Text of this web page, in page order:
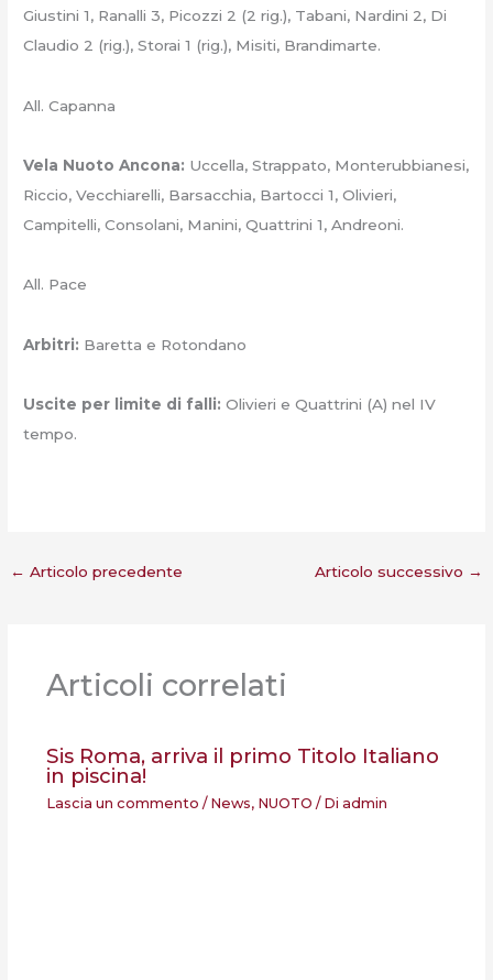
Giustini 1, Ranalli 3, Picozzi 2 (2 rig.), Tabani, Nardini 2, Di
Claudio 2 (rig.), Storai 1 (rig.), Misiti, Brandimarte.
All. Capanna
Vela Nuoto Ancona: Uccella, Strappato, Monterubbianesi,
Riccio, Vecchiarelli, Barsacchia, Bartocci 1, Olivieri,
Campitelli, Consolani, Manini, Quattrini 1, Andreoni.
All. Pace
Arbitri: Baretta e Rotondano
Uscite per limite di falli: Olivieri e Quattrini (A) nel IV
tempo.
← Articolo precedente Articolo successivo →
Articoli correlati
Sis Roma, arriva il primo Titolo Italiano
in piscina!
Lascia un commento / News, NUOTO / Di admin